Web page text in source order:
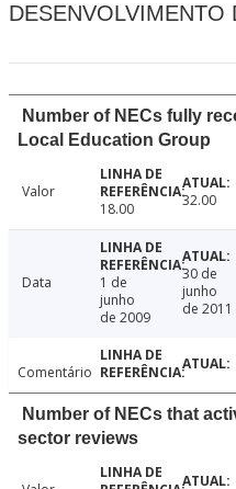
DESENVOLVIMENTO
Number of NECs fully
Local Education Group
Valor
18.00
32.00
Data
1 de
junho
de 2009
30 de
junho
de 2011
Comentário
Number of NECs that
sector reviews